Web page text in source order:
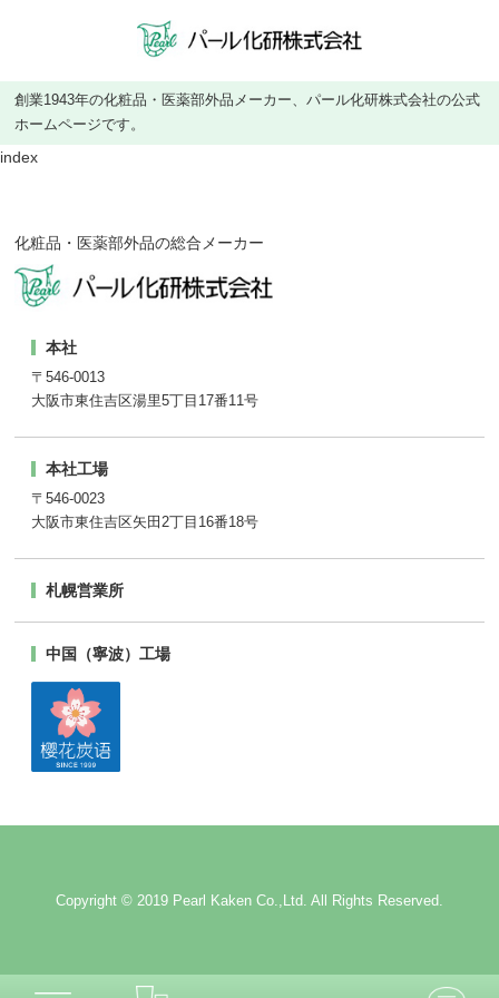
創業1943年の化粧品・医薬部外品メーカー、パール化研株式会社の公式
ホームページです。
index
化粧品・医薬部外品の総合メーカー
本社
〒546-0013
大阪市東住吉区湯里5丁目17番11号
本社工場
〒546-0023
大阪市東住吉区矢田2丁目16番18号
札幌営業所
中国（寧波）工場
Copyright © 2019 Pearl Kaken Co.,Ltd. All Rights Reserved.